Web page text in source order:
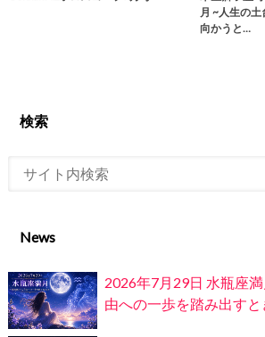
月 ~人生の
向かうと…
検索
News
2026年7月29日 水瓶座
由への一歩を踏み出すと